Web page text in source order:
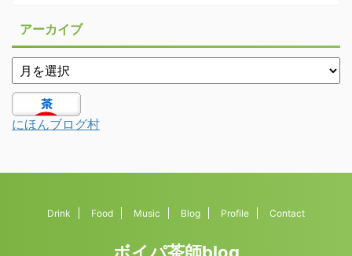
アーカイブ
にほんブログ村
Drink Food Music Blog Profile Contact